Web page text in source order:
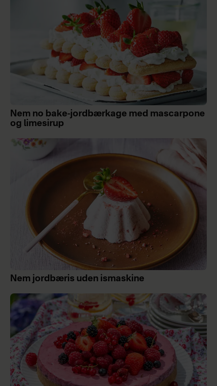
Nem no bake-jordbærkage med mascarpone
og limesirup
Nem jordbæris uden ismaskine